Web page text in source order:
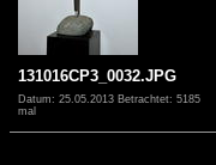
131016CP3_0032.JPG
Datum: 25.05.2013 Betrachtet: 5185
mal